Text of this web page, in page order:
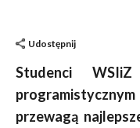
Udostępnij
Studenci
przewagą